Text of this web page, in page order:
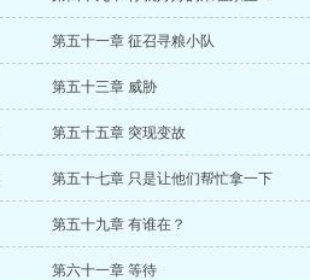
第五十一章 征召寻粮小队
第五十三章 威胁
第五十五章 突现变故
第五十七章 只是让他们帮忙拿一下
第五十九章 有谁在？
第六十一章 等待